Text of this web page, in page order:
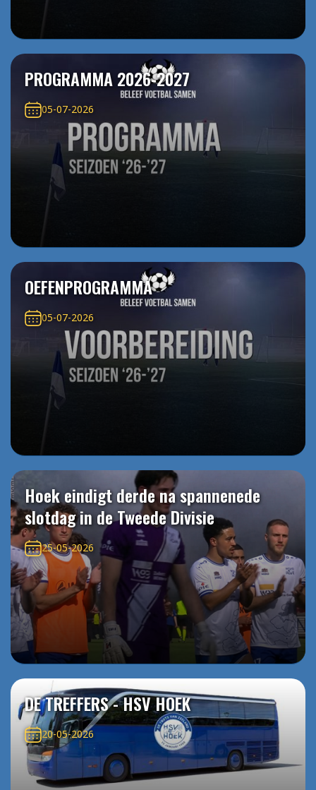
PROGRAMMA 2026-2027
05-07-2026
OEFENPROGRAMMA
05-07-2026
Hoek eindigt derde na spannenede
slotdag in de Tweede Divisie
25-05-2026
DE TREFFERS - HSV HOEK
20-05-2026